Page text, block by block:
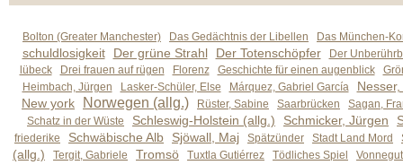
Bolton (Greater Manchester) Das Gedächtnis der Libellen Das München-
schuldlosigkeit Der grüne Strahl Der Totenschöpfer
Der
lübeck
Drei frauen auf rügen Florenz Geschichte für einen augenblick
Heimbach, Jürgen
Lasker-Schüler, Else Márquez, Gabriel García
New york
Norwegen (allg.) Rüster, Sabine Saarbrücken
Sagan,
Schatz in der Wüste
Schleswig-Holstein (allg.) Schmicker, Jürgen
friederike Schwäbische Alb Sjöwall, Maj Spätzünder Stadt Land Mord
(allg.) Tergit, Gabriele Tromsö Tuxtla Gutiérrez Tödliches Spiel